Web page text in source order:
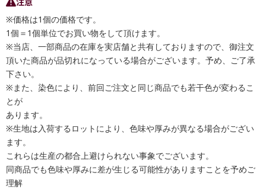
※価格は1個の価格です。
1個＝1個単位でお買い物をして頂けます。
※当店、一部商品の在庫を実店舗と共有しておりますので、御注文
頂いた商品が品切れになっている場合がございます。予め、ご了承
下さい。
※また、染色により、前回ご注文と同じ商品でも若干色が変わるこ
とが
あります。
※生地は入荷するロットにより、色味や厚みが異なる場合がござい
ます。
これらは生産の都合上避けられない事象でございます。
同商品でも色味や厚みに差が生じる可能性がありますことを予めご
理解